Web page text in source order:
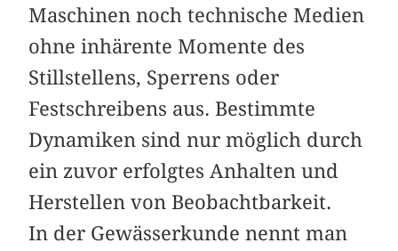
Maschinen noch technische Medien
ohne inhärente Momente des
Stillstellens, Sperrens oder
Festschreibens aus. Bestimmte
Dynamiken sind nur möglich durch
ein zuvor erfolgtes Anhalten und
Herstellen von Beobachtbarkeit.
In der Gewässerkunde nennt man